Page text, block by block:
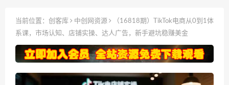
当前位置： 创客库 中创网资源
（16818期）TikTok电商从0到1体
系课，市场认知、店铺实操、达人广告，新手避坑稳赚美金